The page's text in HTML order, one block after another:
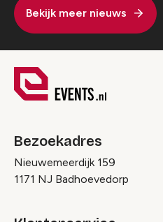
Bekijk meer nieuws
Bezoekadres
Nieuwemeerdijk 159
1171 NJ Badhoevedorp